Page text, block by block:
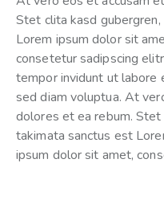
Stet clita kasd
Lorem ipsum dolor sit
consetetur sadipscing
tempor invidunt ut labore
sed diam voluptua. At
dolores et ea rebum.
takimata sanctus est
ipsum dolor sit amet,